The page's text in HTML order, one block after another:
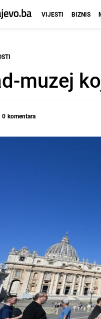
VIJESTI BIZNIS
muzej
0 komentara